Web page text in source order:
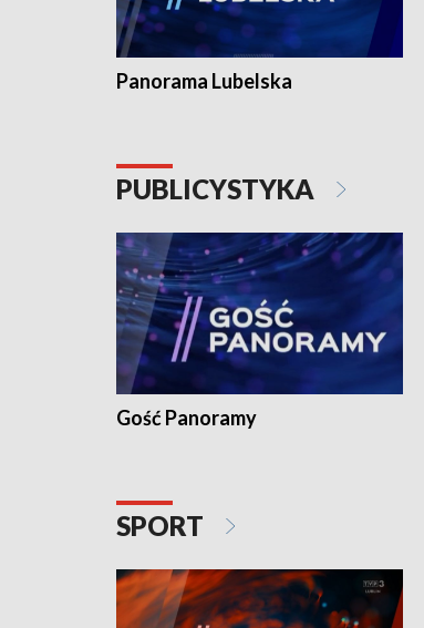
Panorama Lubelska
PUBLICYSTYKA
Gość Panoramy
SPORT